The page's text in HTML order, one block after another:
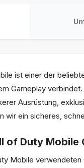
ist einer der
Gameplay
Ausrüstung,
wir ein sicheres,
of Duty Mobile
Mobile